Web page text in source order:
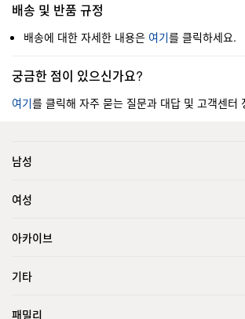
배송 및 반품 규정
배송에 대한 자세한 내용은 여기를 클릭하세요.
궁금한 점이 있으신가요?
여기를 클릭해 자주 묻는 질문과 대답 및 고객센터
남성
여성
아카이브
기타
패밀리